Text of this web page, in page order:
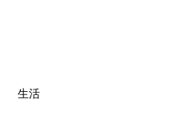
生活